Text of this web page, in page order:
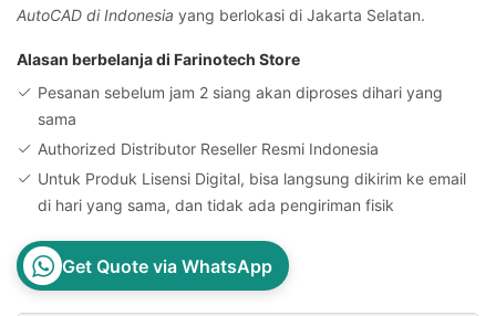
AutoCAD di Indonesia yang berlokasi di Jakarta Selatan.
Alasan berbelanja di Farinotech Store
Pesanan sebelum jam 2 siang akan diproses dihari yang
sama
Authorized Distributor Reseller Resmi Indonesia
Untuk Produk Lisensi Digital, bisa langsung dikirim ke email
di hari yang sama, dan tidak ada pengiriman fisik
Get Quote via WhatsApp